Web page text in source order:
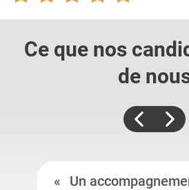
Ce que nos
de
Un